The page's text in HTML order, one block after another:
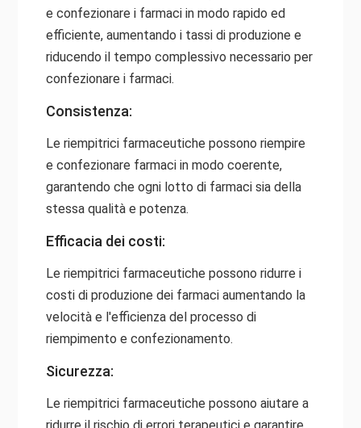
e confezionare i farmaci in modo rapido ed
efficiente, aumentando i tassi di produzione e
riducendo il tempo complessivo necessario per
confezionare i farmaci.
Consistenza:
Le riempitrici farmaceutiche possono riempire
e confezionare farmaci in modo coerente,
garantendo che ogni lotto di farmaci sia della
stessa qualità e potenza.
Efficacia dei costi:
Le riempitrici farmaceutiche possono ridurre i
costi di produzione dei farmaci aumentando la
velocità e l'efficienza del processo di
riempimento e confezionamento.
Sicurezza:
Le riempitrici farmaceutiche possono aiutare a
ridurre il rischio di errori terapeutici e garantire